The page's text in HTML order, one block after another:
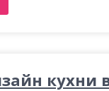
кухни